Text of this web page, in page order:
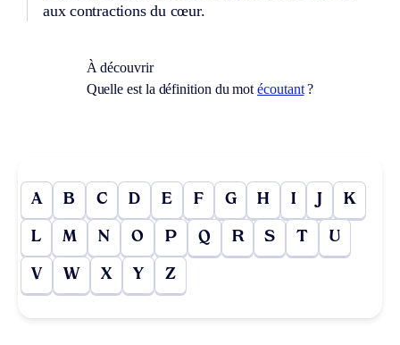
aux contractions du cœur.
À découvrir
Quelle est la définition du motécoutant?
A B C D E F G H I J K
L M N O P Q R S T U
V W X Y Z